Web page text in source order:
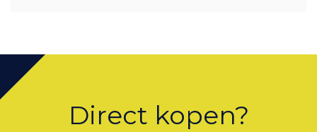
Direct kopen?